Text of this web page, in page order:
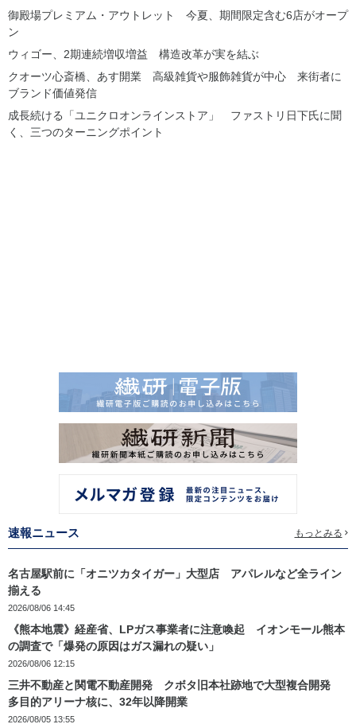
御殿場プレミアム・アウトレット 今夏、期間限定含む6店がオープ
ン
ウィゴー、2期連続増収増益 構造改革が実を結ぶ
クオーツ心斎橋、あす開業 高級雑貨や服飾雑貨が中心 来街者に
ブランド価値発信
成長続ける「ユニクロオンラインストア」 ファストリ日下氏に聞
く、三つのターニングポイント
速報ニュース もっとみる
名古屋駅前に「オニツカタイガー」大型店 アパレルなど全ライン
揃える
2026/08/06 14:45
《熊本地震》経産省、LPガス事業者に注意喚起 イオンモール熊本
の調査で「爆発の原因はガス漏れの疑い」
2026/08/06 12:15
三井不動産と関電不動産開発 クボタ旧本社跡地で大型複合開発
多目的アリーナ核に、32年以降開業
2026/08/05 13:55